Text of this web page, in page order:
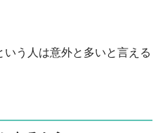
う人は意外と多いと言える